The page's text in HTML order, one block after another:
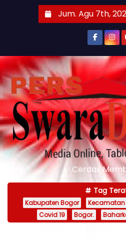
t
o
c
o
n
t
e
Jum. Agu 7th,
Cerdas
Tag
Kabupaten Bogor
Covid 19
Bogor.